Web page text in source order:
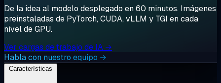
De la idea al modelo desplegado en 60 minutos. Imágenes
preinstaladas de PyTorch, CUDA, vLLM y TGI en cada
nivel de GPU.
Ver cargas de trabajo de IA →
Habla con nuestro equipo →